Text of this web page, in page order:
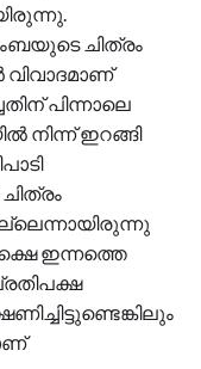
ചിത്രം
പിന്നാലെ
നിന്ന് ഇറങ്ങി
ഇന്നത്തെ